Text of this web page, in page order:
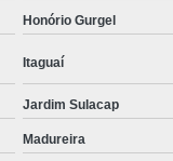
Honório Gurgel
Itaguaí
Jardim Sulacap
Madureira